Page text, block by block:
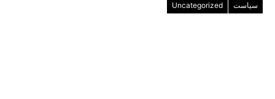
Uncategorized سیاست